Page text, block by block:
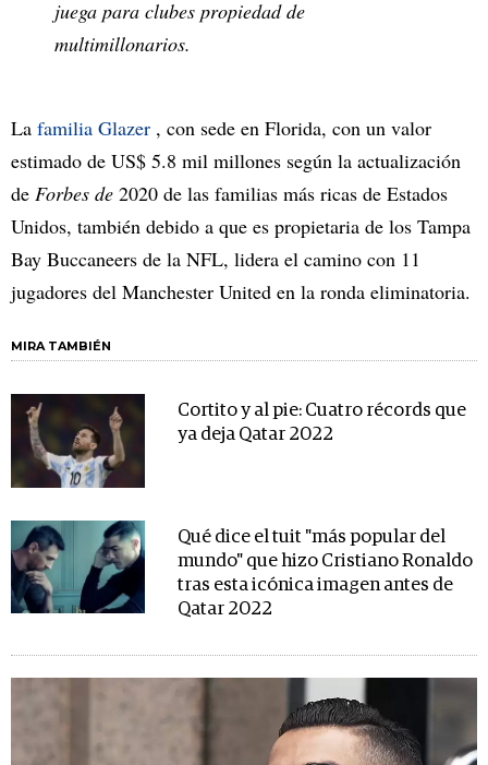
juega para clubes propiedad de
multimillonarios.
La familia Glazer , con sede en Florida, con un valor
estimado de US$ 5.8 mil millones según la actualización
de Forbes de 2020 de las familias más ricas de Estados
Unidos, también debido a que es propietaria de los Tampa
Bay Buccaneers de la NFL, lidera el camino con 11
jugadores del Manchester United en la ronda eliminatoria.
MIRA TAMBIÉN
Cortito y al pie: Cuatro récords que
ya deja Qatar 2022
Qué dice el tuit "más popular del
mundo" que hizo Cristiano Ronaldo
tras esta icónica imagen antes de
Qatar 2022